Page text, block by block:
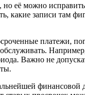
её можно
записи там
платежи,
Важно не